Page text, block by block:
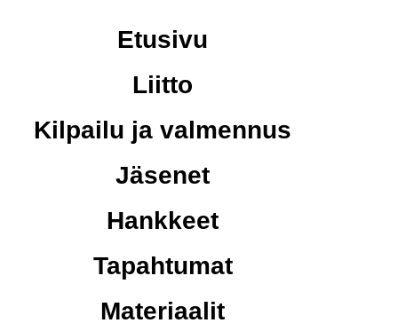
Etusivu
Liitto
Kilpailu ja valmennus
Jäsenet
Hankkeet
Tapahtumat
Materiaalit